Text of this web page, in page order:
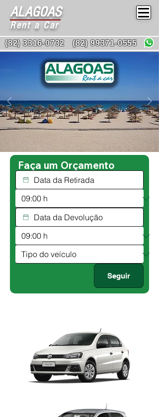
(82) 3316-0732 (82) 99371-0555
ALAGOAS
Rent a Car
Faça um Orçamento
Seguir